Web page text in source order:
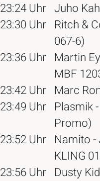
23:24 Uhr Juho
23:30 Uhr Ritch &
067-6)
23:36 Uhr Martin
MBF
23:42 Uhr Marc
23:49 Uhr Plasmik
Promo)
23:52 Uhr Namito -
KLING
23:56 Uhr Dusty